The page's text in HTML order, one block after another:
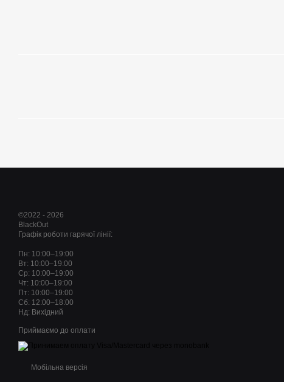
©2022 - 2026
BlackOut
Графік роботи гарячої лінії:
Пн: 10:00–19:00
Вт: 10:00–19:00
Ср: 10:00–19:00
Чт: 10:00–19:00
Пт: 10:00–19:00
Сб: 12:00–18:00
Нд: Вихідний
Приймаємо до оплати
Мобільна версія